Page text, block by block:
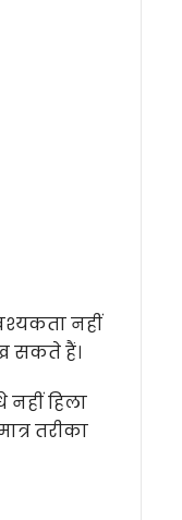
नहीं
सकते हैं।
नहीं हिला
तरीका